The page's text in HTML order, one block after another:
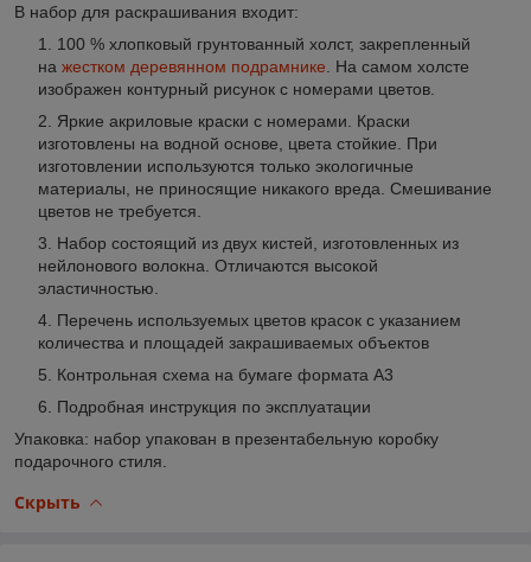
В набор для раскрашивания входит:
100 % хлопковый грунтованный холст, закрепленный
на жестком деревянном подрамнике . На самом холсте
изображен контурный рисунок с номерами цветов.
Яркие акриловые краски с номерами. Краски
изготовлены на водной основе, цвета стойкие. При
изготовлении используются только экологичные
материалы, не приносящие никакого вреда. Смешивание
цветов не требуется.
Набор состоящий из двух кистей, изготовленных из
нейлонового волокна. Отличаются высокой
эластичностью.
Перечень используемых цветов красок с указанием
количества и площадей закрашиваемых объектов
Контрольная схема на бумаге формата А3
Подробная инструкция по эксплуатации
Упаковка: набор упакован в презентабельную коробку
подарочного стиля.
Скрыть